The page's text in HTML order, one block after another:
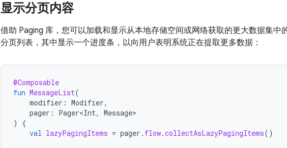
显示分页内容
借助 Paging 库，您可以加载和显示从本地存储空间或网络获取的更大数据集中
分页列表，其中显示一个进度条，以向用户表明系统正在提取更多数据：
@Composable
fun MessageList(
modifier : Modifier,
pager : Pager<Int, Message
)
{
val lazyPagingItems = pager . flow.collectAsLazyPagingItems()